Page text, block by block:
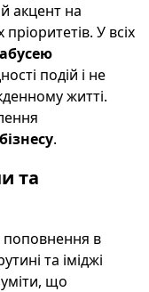
акцент на
У всіх
подій і не
житті.
.
та
поповнення в
та іміджі
що